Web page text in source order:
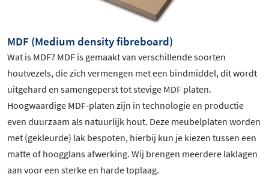
MDF (Medium density fibreboard)
Wat is MDF? MDF is gemaakt van verschillende soorten
houtvezels, die zich vermengen met een bindmiddel, dit wordt
uitgehard en samengeperst tot stevige MDF platen.
Hoogwaardige MDF-platen zijn in technologie en productie
even duurzaam als natuurlijk hout. Deze meubelplaten worden
met (gekleurde) lak bespoten, hierbij kun je kiezen tussen een
matte of hoogglans afwerking. Wij brengen meerdere laklagen
aan voor een sterke en harde toplaag.